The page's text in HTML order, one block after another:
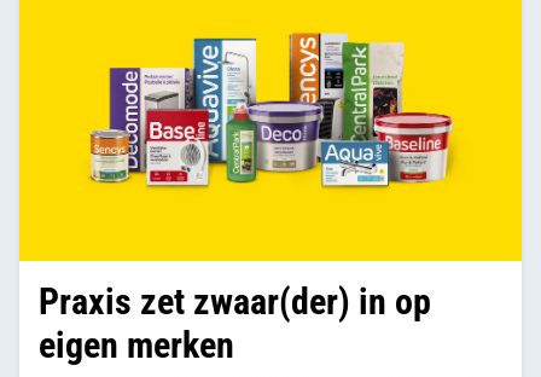
Praxis zet zwaar(der) in op
eigen merken